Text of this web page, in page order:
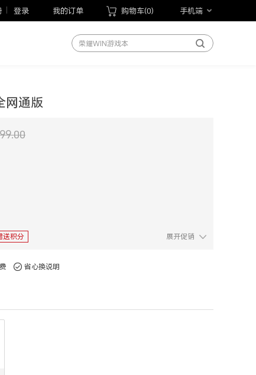
登录 我的订单 购物车(0) 手机端
荣耀手表5 Pro
荣耀MagicBook Pro 14 2026
网通版
送积分 展开促销
省心换说明